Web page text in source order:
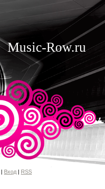
Music-Row.ru
| Вход | RSS